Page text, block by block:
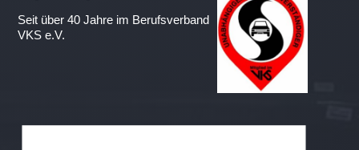
Seit über 40 Jahre im Berufsverband
VKS e.V.